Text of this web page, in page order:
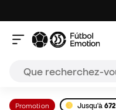
Promotion Jusqu'à672